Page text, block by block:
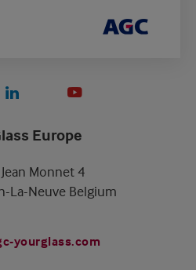
Europe
Monnet 4
La-Neuve Belgium
yourglass.com